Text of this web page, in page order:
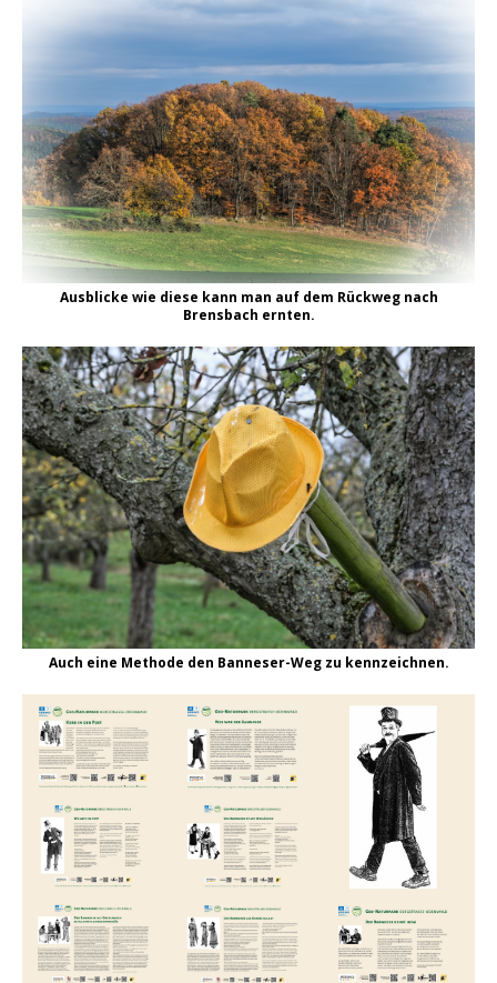
Ausblicke wie diese kann man auf dem Rückweg nach
Brensbach ernten.
Auch eine Methode den Banneser-Weg zu kennzeichnen.